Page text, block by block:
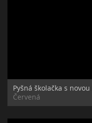
Pyšná školačka s
Červená